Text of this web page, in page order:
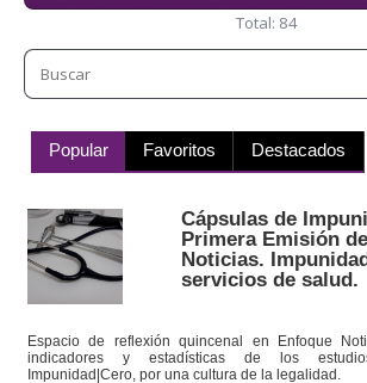
Total: 84
Popular Favoritos Destacados
Cápsulas de
Primera Emisión
Noticias.
servicios de salud.
Espacio de reflexión quincenal en Enfoque
indicadores y estadísticas de los
Impunidad|Cero, por una cultura de la legalidad.